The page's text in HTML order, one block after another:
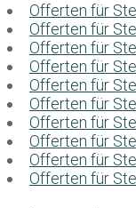
Offerten für
Offerten für
Offerten für
Offerten für
Offerten für
Offerten für
Offerten für
Offerten für
Offerten für
Offerten für